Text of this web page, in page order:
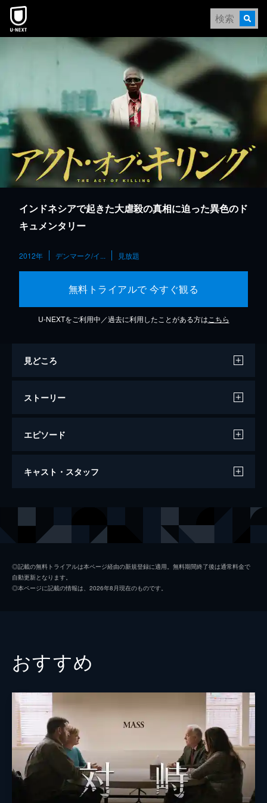
本文へスキップ
インドネシアで起きた大虐殺の真相に迫った異色のド
キュメンタリー
2012年 デンマーク/イ... 見放題
無料トライアルで 今すぐ観る
U-NEXTをご利用中／過去に利用したことがある方は こちら
見どころ
ストーリー
エピソード
アクト・オブ・キリング
キャスト・スタッフ
シーネ・ビュレ・ソーレンセン
◎記載の無料トライアルは本ページ経由の新規登録に適用。無料期間終了後は通常料金で
自動更新となります。
◎本ページに記載の情報は、2026年8月現在のものです。
おすすめ